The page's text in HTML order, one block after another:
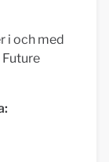
i och med